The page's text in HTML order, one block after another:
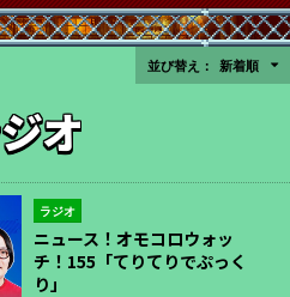
オ
並び替え： 新着順
ラジオ
ニュース！オモコロウォッ
チ！155「てりてりでぷっく
り」